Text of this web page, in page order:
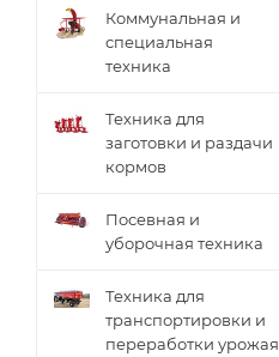
Коммунальная и
специальная
техника
Техника для
заготовки и раздачи
кормов
Посевная и
уборочная техника
Техника для
транспортировки и
переработки урожая